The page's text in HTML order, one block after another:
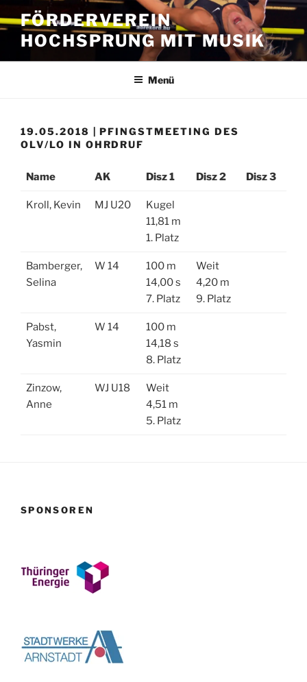
Inhalt
springen
FÖRDERVEREIN
HOCHSPRUNG MIT MUSIK
Menü
19.05.2018 | PFINGSTMEETING DES
OLV/LO IN OHRDRUF
Name AK Disz 1 Disz 2 Disz 3
Kroll, Kevin MJ U20
Kugel
11,81 m
1. Platz
Bamberger,
Selina
W 14
100 m
14,00 s
7. Platz
Weit
4,20 m
9. Platz
Pabst,
Yasmin
W 14
100 m
14,18 s
8. Platz
Zinzow,
Anne
WJ U18
Weit
4,51 m
5. Platz
SPONSOREN